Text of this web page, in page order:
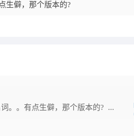
生僻，那个版本的?
。。有点生僻，那个版本的? ...